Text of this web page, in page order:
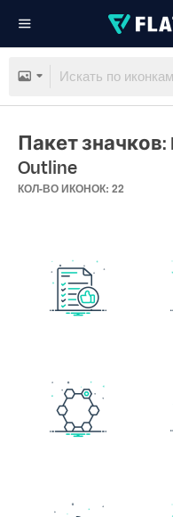
Пакет значков:
Outline
КОЛ-ВО ИКОНОК: 22